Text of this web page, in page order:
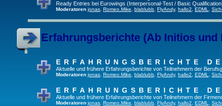
Ready Entries bei Eurowings (Interpersonal-Test / Basic
Moderatoren jonas Romeo.Mike blablubb FlyAndy, hallo2 EDML
Erfahrungsberichte (Ab Initios und
ERFAHRUNGSBERICHTE
Aktuelle und frühere Erfahrungsberichte von Teilnehmern der
Moderatoren jonas Romeo.Mike blablubb FlyAndy, hallo2 EDML
ERFAHRUNGSBERICHTE
Aktuelle und frühere Erfahrungsberichte von Teilnehmern der
Moderatoren jonas Romeo.Mike blablubb FlyAndy, hallo2 EDML